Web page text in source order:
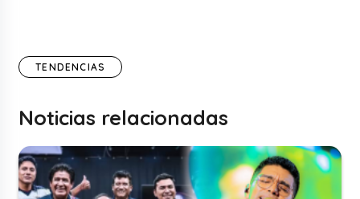
TENDENCIAS
Noticias relacionadas